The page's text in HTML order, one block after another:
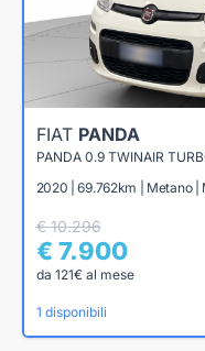
FIAT PANDA
PANDA 0.9 TWINAIR
2020 | 69.762km | Metano |
€ 10.296
€ 7.900
da 121€ al mese
1 disponibili